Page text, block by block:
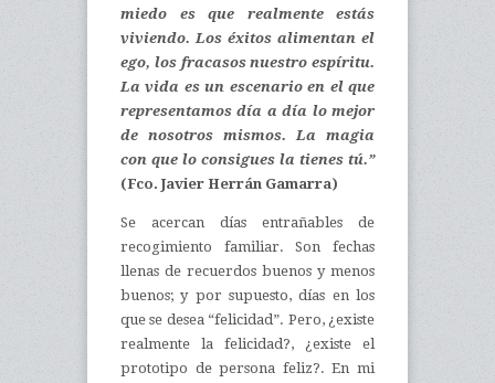
miedo es que realmente estás
viviendo. Los éxitos alimentan el
ego, los fracasos nuestro espíritu.
La vida es un escenario en el que
representamos día a día lo mejor
de nosotros mismos. La magia
con que lo consigues la tienes tú.”
(Fco. Javier Herrán Gamarra)
Se acercan días entrañables de
recogimiento familiar. Son fechas
llenas de recuerdos buenos y menos
buenos; y por supuesto, días en los
que se desea “felicidad”. Pero, ¿existe
realmente la felicidad?, ¿existe el
prototipo de persona feliz?. En mi